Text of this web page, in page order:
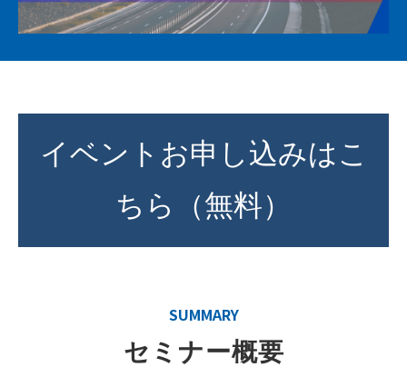
イベントお申し込みはこ
ちら（無料）
SUMMARY
セミナー概要